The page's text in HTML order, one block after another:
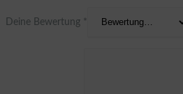
Deine Bewertung *